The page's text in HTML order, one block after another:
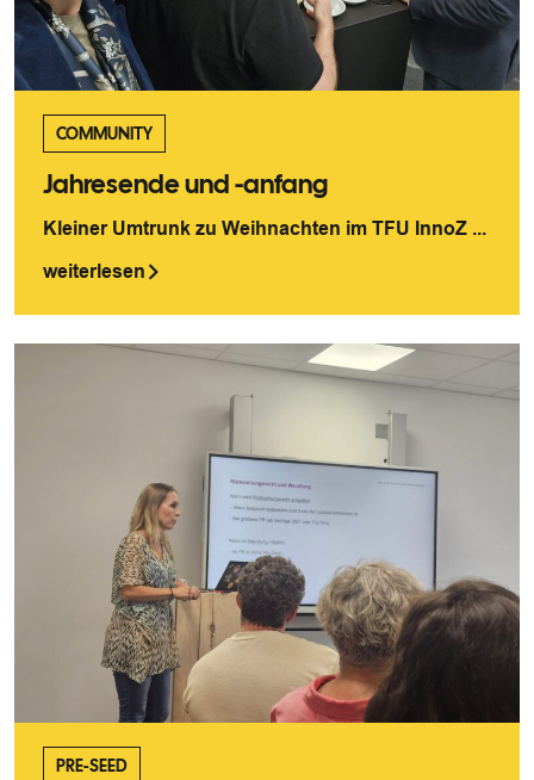
COMMUNITY
Jahresende und -anfang
Kleiner Umtrunk zu Weihnachten im TFU InnoZ ...
weiterlesen
PRE-SEED